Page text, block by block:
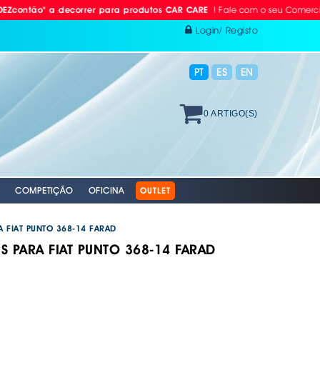
a decorrer para produtos CAR CARE! Fale com o seu Comercial ou
Login/ Registo
PT ES EN
0 ARTIGO(S)
COMPETIÇÃO OFICINA OUTLET
FIAT PUNTO 368-14 FARAD
PARA FIAT PUNTO 368-14 FARAD